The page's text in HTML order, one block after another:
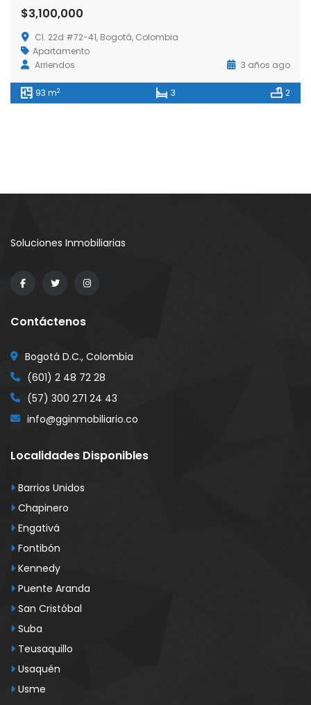
$3,100,000
Cl. 22d #72-41, Bogotá, Colombia
Apartamento
Arriendos
3 años ago
93 m2 3 2
Soluciones Inmobiliarias
Contáctenos
Bogotá D.C., Colombia
(601) 2 48 72 28
(57) 300 271 24 43
info@gginmobiliario.co
Localidades Disponibles
Barrios Unidos
Chapinero
Engativá
Fontibón
Kennedy
Puente Aranda
San Cristóbal
Suba
Teusaquillo
Usaquén
Usme